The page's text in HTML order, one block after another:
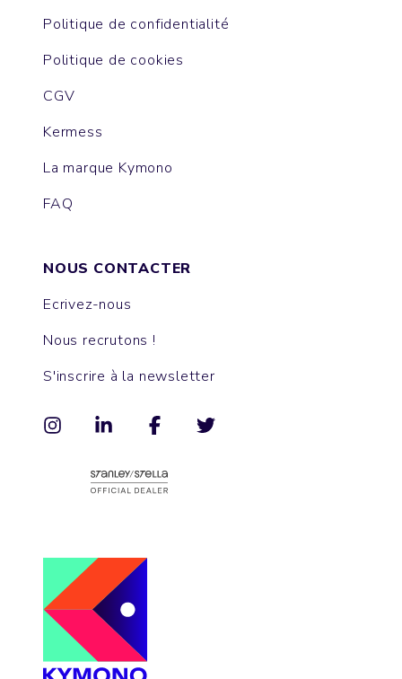
Politique de confidentialité
Politique de cookies
CGV
Kermess
La marque Kymono
FAQ
NOUS CONTACTER
Ecrivez-nous
Nous recrutons !
S'inscrire à la newsletter